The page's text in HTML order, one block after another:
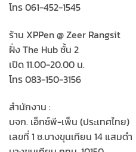
โทร 061-452-1545
ร้าน XPPen @ Zeer Rangsit
ฝั่ง The Hub ชั้น 2
เปิด 11.00-20.00 น.
โทร 083-150-3156
สำนักงาน :
บจก. เอ็กซ์พี-เพ็น (ประเทศไทย)
เลขที่ 1 ซ.บางขุนเทียน 14 แสมดำ